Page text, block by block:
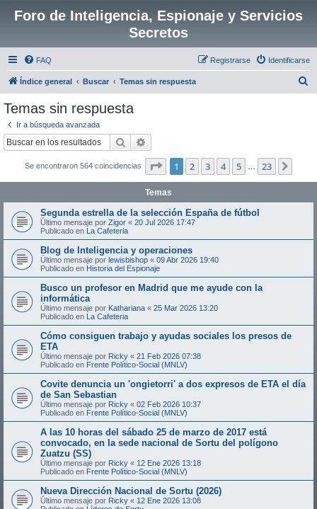
Foro de Inteligencia, Espionaje y Servicios
Secretos
FAQ Identificarse
Registrarse
Índice general Buscar Temas sin respuesta
Temas sin respuesta
Ir a búsqueda avanzada
Buscar
Se encontraron 564 coincidencias Página de 23
1 2 3 4 5 23
Temas
Segunda estrella de la selección España de fútbol
Último mensaje por Zigor « 20 Jul 2026 17:47
Publicado en La Cafeteria
Blog de Inteligencia y operaciones
Último mensaje por lewisbishop « 09 Abr 2026 19:40
Publicado en Historia del Espionaje
Busco un profesor en Madrid que me ayude con la
informática
Último mensaje por Kathariana « 25 Mar 2026 13:20
Publicado en La Cafeteria
Cómo consiguen trabajo y ayudas sociales los presos de
ETA
Último mensaje por Ricky « 21 Feb 2026 07:38
Publicado en Frente Político-Social (MNLV)
Covite denuncia un 'ongietorri' a dos expresos de ETA el día
de San Sebastian
Último mensaje por Ricky « 02 Feb 2026 10:37
Publicado en Frente Político-Social (MNLV)
A las 10 horas del sábado 25 de marzo de 2017 está
convocado, en la sede nacional de Sortu del polígono
Zuatzu (SS)
Último mensaje por Ricky « 12 Ene 2026 13:18
Publicado en Frente Político-Social (MNLV)
Nueva Dirección Nacional de Sortu (2026)
Último mensaje por Ricky « 12 Ene 2026 13:08